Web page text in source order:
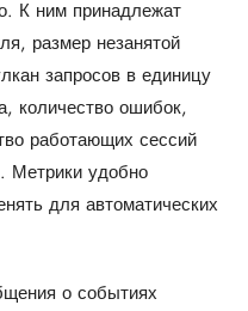
К ним принадлежат
размер незанятой
запросов в единицу
количество ошибок,
работающих сессий
Метрики удобно
для автоматических
о событиях